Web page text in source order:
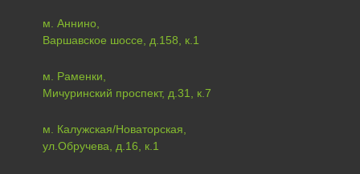
м. Аннино,
Варшавское шоссе, д.158, к.1
м. Раменки,
Мичуринский проспект, д.31, к.7
м. Калужская/Новаторская,
ул.Обручева, д.16, к.1